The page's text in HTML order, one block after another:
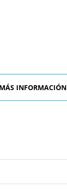
INFORMACIÓN